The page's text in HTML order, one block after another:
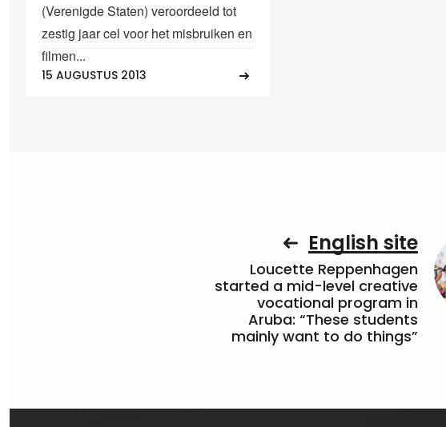
(Verenigde Staten) veroordeeld tot
zestig jaar cel voor het misbruiken en
filmen...
15 AUGUSTUS 2013
English site
Loucette Reppenhagen
started a mid-level creative
vocational program in
Aruba: “These students
mainly want to do things”